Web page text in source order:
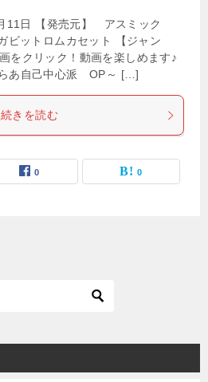
11日 【発売元】 アスミック
ビットロムカセット 【ジャン
をクリック！動画を楽しめます♪
らあ自己中心派 OP～ […]
続きを読む
0 0